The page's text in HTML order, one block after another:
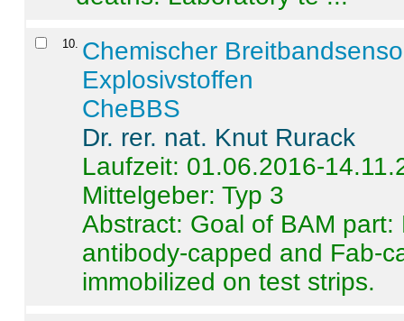
10 Chemischer
Explosivstoffen
CheBBS
Dr. rer. nat. Knut Rurack
Laufzeit: 01.06.2016-
Mittelgeber: Typ 3
Abstract: Goal of BAM
antibody-capped and Fab-
immobilized on test strips.